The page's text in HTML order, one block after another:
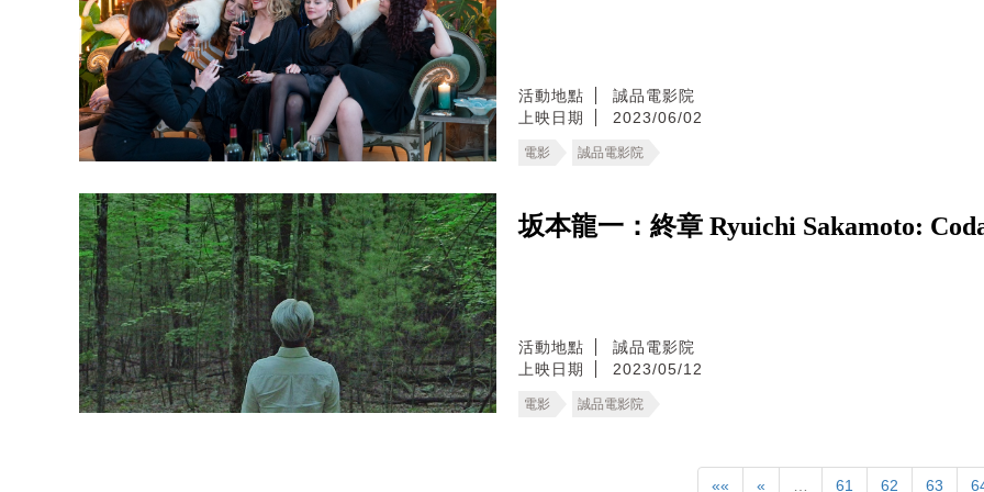
活動地點
誠品電影院
上映日期
2023/06/02
電影 誠品電影院
坂本龍一：終章 Ryuichi Sakamoto:
活動地點
誠品電影院
上映日期
2023/05/12
電影 誠品電影院
«« « 61 62 63